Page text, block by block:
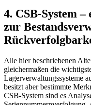
4. CSB-System
zur
Alle hier beschriebenen
gleichermaßen die
Lagerverwaltungssysteme
besitzt aber bestimmte
CSB-System sind es